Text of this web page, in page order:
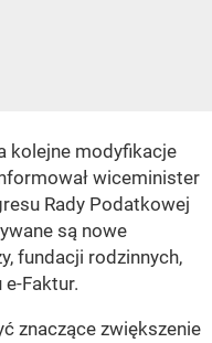
kolejne modyfikacje
wiceminister
Rady Podatkowej
są nowe
fundacji rodzinnych,
Faktur.
znaczące zwiększenie